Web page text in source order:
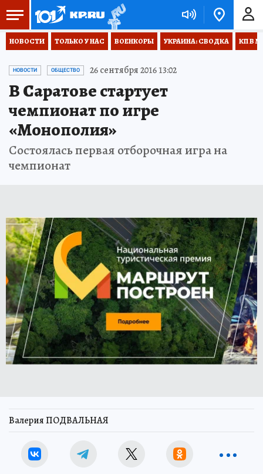
НОВОСТИ ТОЛЬКО У НАС ВОЕНКОРЫ УКРАИНА: СВОДКА КП В
НОВОСТИ ОБЩЕСТВО 26 сентября 2016 13:02
В Саратове стартует
чемпионат по игре
«Монополия»
Состоялась первая отборочная игра на
чемпионат
Валерия ПОДВАЛЬНАЯ